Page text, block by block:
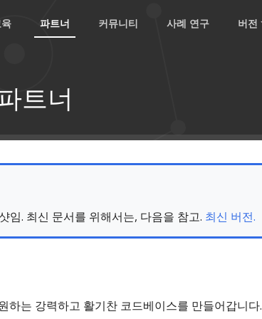
파트너 커뮤니티 사례 연구 버전
트너
. 최신 문서를 위해서는, 다음을 참고. 최신 버전.
는 강력하고 활기찬 코드베이스를 만들어갑니다.